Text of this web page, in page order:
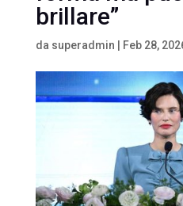
brillare”
da superadmin Feb 28,